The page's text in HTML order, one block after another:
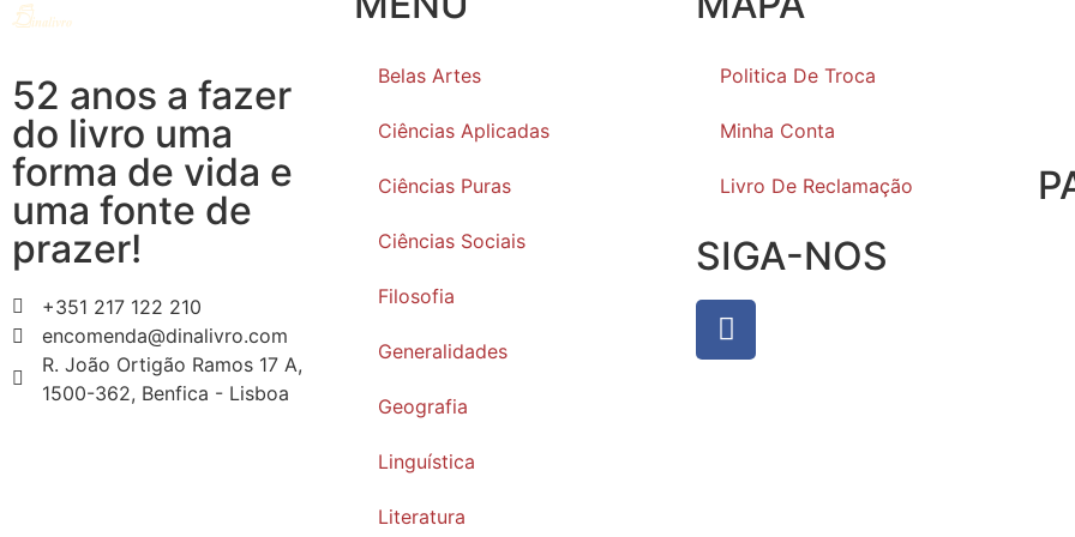
52 anos a fazer
do livro uma
forma de vida e
uma fonte de
prazer!
+351 217 122 210
encomenda@dinalivro.com
R. João Ortigão Ramos 17 A,
1500-362, Benfica - Lisboa
Belas Artes
Ciências Aplicadas
Ciências Puras
Ciências Sociais
Filosofia
Generalidades
Geografia
Linguística
Literatura
Politica De Troca
Minha Conta
Livro De Reclamação
SIGA-NOS